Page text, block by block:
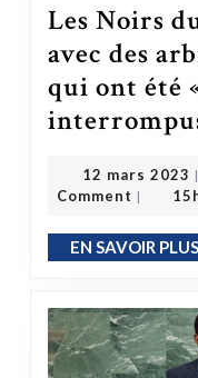
Les Noirs
avec des
qui ont été
12 mars 2023 |
Comment |
EN SAVOIR PLUS